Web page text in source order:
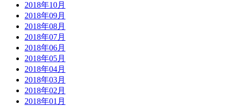
2018年10月
2018年09月
2018年08月
2018年07月
2018年06月
2018年05月
2018年04月
2018年03月
2018年02月
2018年01月